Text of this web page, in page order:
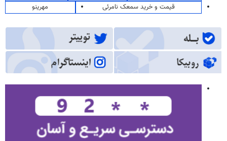
قیمت و خرید سمعک نامرئی
مهرینو